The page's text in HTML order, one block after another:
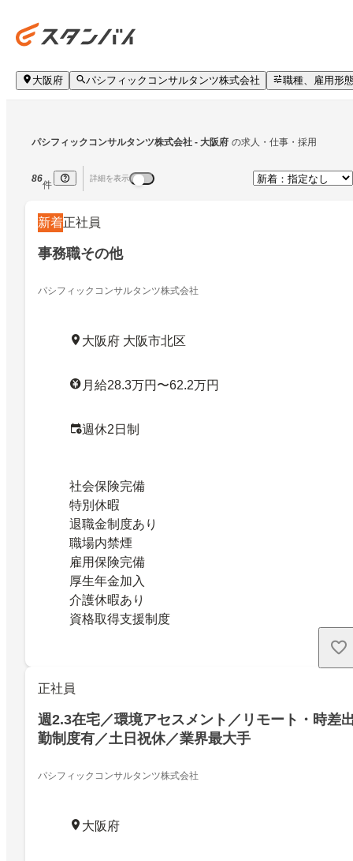
大阪府 パシフィックコンサルタンツ株式会社 職種、雇用形
パシフィックコンサルタンツ株式会社 - 大阪府 の求人・仕事・採用
86
件
詳細を表示
新着正社員
事務職その他
パシフィックコンサルタンツ株式会社
大阪府 大阪市北区
月給28.3万円〜62.2万円
週休2日制
社会保険完備
特別休暇
退職金制度あり
職場内禁煙
雇用保険完備
厚生年金加入
介護休暇あり
資格取得支援制度
正社員
週2.3在宅／環境アセスメント／リモート・時差
勤制度有／土日祝休／業界最大手
パシフィックコンサルタンツ株式会社
大阪府